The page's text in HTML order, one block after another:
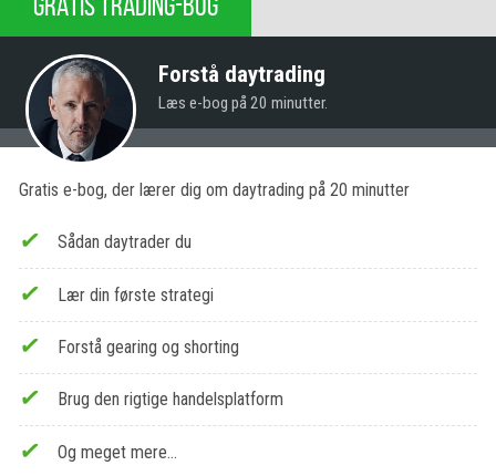
Forstå daytrading
Læs e-bog på 20 minutter.
Gratis e-bog, der lærer dig om daytrading på 20 minutter
Sådan daytrader du
Lær din første strategi
Forstå gearing og shorting
Brug den rigtige handelsplatform
Og meget mere…